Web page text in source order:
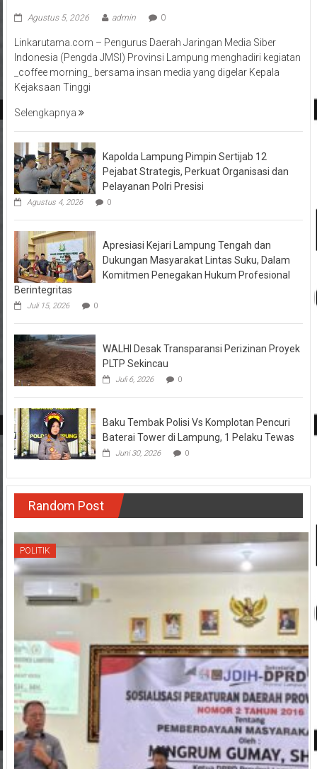
Agustus 5, 2026 admin 0
Linkarutama.com – Pengurus Daerah Jaringan Media Siber
Indonesia (Pengda JMSI) Provinsi Lampung menghadiri kegiatan
_coffee morning_ bersama insan media yang digelar Kepala
Kejaksaan Tinggi
Selengkapnya
Kapolda Lampung Pimpin Sertijab 12
Pejabat Strategis, Perkuat Organisasi dan
Pelayanan Polri Presisi
Agustus 4, 2026 0
Apresiasi Kejari Lampung Tengah dan
Dukungan Masyarakat Lintas Suku, Dalam
Komitmen Penegakan Hukum Profesional
Berintegritas
Juli 15, 2026 0
WALHI Desak Transparansi Perizinan Proyek
PLTP Sekincau
Juli 6, 2026 0
Baku Tembak Polisi Vs Komplotan Pencuri
Baterai Tower di Lampung, 1 Pelaku Tewas
Juni 30, 2026 0
Random Post
POLITIK